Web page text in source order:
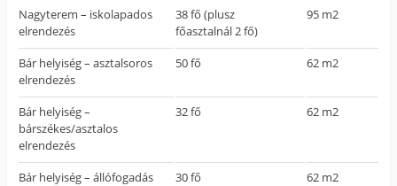
Nagyterem – iskolapados
elrendezés
38 fő (plusz
főasztalnál 2 fő)
95 m2
Bár helyiség – asztalsoros
elrendezés
50 fő 62 m2
Bár helyiség –
bárszékes/asztalos
elrendezés
32 fő 62 m2
Bár helyiség – állófogadás 30 fő
62 m2